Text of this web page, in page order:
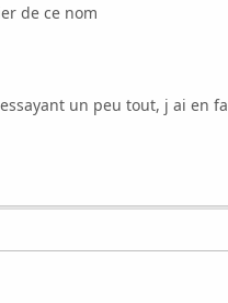
de ce nom
un peu tout, j ai en